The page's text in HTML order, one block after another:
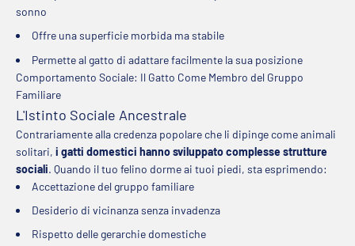
sonno
Offre una superficie morbida ma stabile
Permette al gatto di adattare facilmente la sua posizione
Comportamento Sociale: Il Gatto Come Membro del Gruppo
Familiare
L'Istinto Sociale Ancestrale
Contrariamente alla credenza popolare che li dipinge come animali
solitari, i gatti domestici hanno sviluppato complesse strutture
sociali. Quando il tuo felino dorme ai tuoi piedi, sta esprimendo:
Accettazione del gruppo familiare
Desiderio di vicinanza senza invadenza
Rispetto delle gerarchie domestiche